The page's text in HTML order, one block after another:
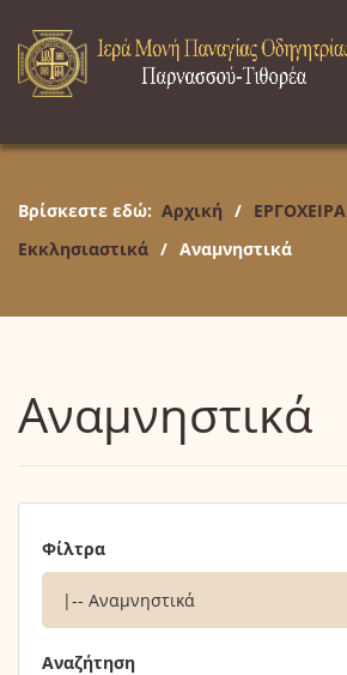
Βρίσκεστε εδώ: Αρχική / ΕΡΓΟΧΕΙΡΑ
Εκκλησιαστικά / Αναμνηστικά
Αναμνηστικά
Φίλτρα
Αναζήτηση